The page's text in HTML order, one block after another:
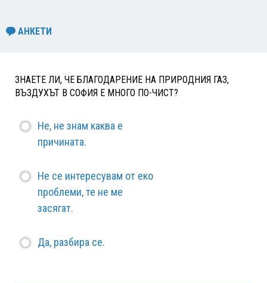
АНКЕТИ
ЗНАЕТЕ ЛИ, ЧЕ БЛАГОДАРЕНИЕ НА ПРИРОДНИЯ ГАЗ,
ВЪЗДУХЪТ В СОФИЯ Е МНОГО ПО-ЧИСТ?
Не, не знам каква е
причината.
Не се интересувам от еко
проблеми, те не ме
засягат.
Да, разбира се.